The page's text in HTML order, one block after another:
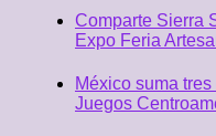
Comparte Sierra
Expo Feria
México suma
Juegos